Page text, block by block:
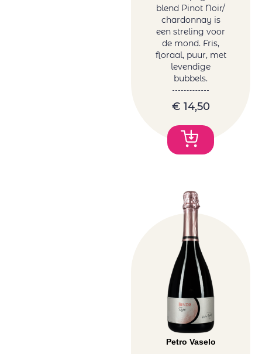
blend Pinot Noir/
chardonnay is
een streling voor
de mond. Fris,
floraal, puur, met
levendige
bubbels.
€ 14,50
Petro Vaselo